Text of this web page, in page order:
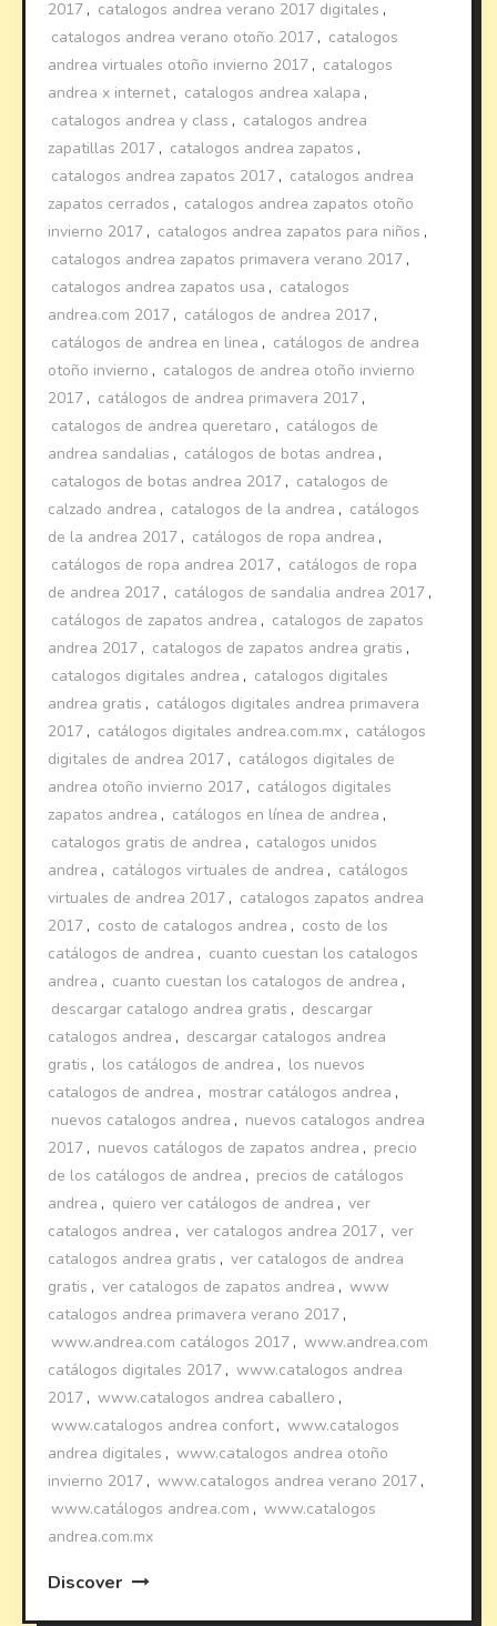
2017 , catalogos andrea verano 2017 digitales ,
catalogos andrea verano otoño 2017 , catalogos
andrea virtuales otoño invierno 2017 , catalogos
andrea x internet, catalogos andrea xalapa ,
catalogos andrea y class , catalogos andrea
zapatillas 2017 , catalogos andrea zapatos ,
catalogos andrea zapatos 2017 , catalogos andrea
zapatos cerrados , catalogos andrea zapatos otoño
invierno 2017 , catalogos andrea zapatos para niños ,
catalogos andrea zapatos primavera verano 2017 ,
catalogos andrea zapatos usa , catalogos
andrea.com 2017 , catálogos de andrea 2017 ,
catálogos de andrea en linea , catálogos de andrea
otoño invierno , catalogos de andrea otoño invierno
2017 , catálogos de andrea primavera 2017 ,
catalogos de andrea queretaro , catálogos de
andrea sandalias , catálogos de botas andrea ,
catalogos de botas andrea 2017 , catalogos de
calzado andrea , catalogos de la andrea , catálogos
de la andrea 2017 , catálogos de ropa andrea ,
catálogos de ropa andrea 2017 , catálogos de ropa
de andrea 2017 , catálogos de sandalia andrea 2017 ,
catálogos de zapatos andrea , catalogos de zapatos
andrea 2017 , catalogos de zapatos andrea gratis ,
catalogos digitales andrea , catalogos digitales
andrea gratis , catálogos digitales andrea primavera
2017 , catálogos digitales andrea.com.mx , catálogos
digitales de andrea 2017 , catálogos digitales de
andrea otoño invierno 2017 , catálogos digitales
zapatos andrea , catálogos en línea de andrea ,
catalogos gratis de andrea , catalogos unidos
andrea , catálogos virtuales de andrea , catálogos
virtuales de andrea 2017 , catalogos zapatos andrea
2017 , costo de catalogos andrea , costo de los
catálogos de andrea , cuanto cuestan los catalogos
andrea , cuanto cuestan los catalogos de andrea ,
descargar catalogo andrea gratis , descargar
catalogos andrea , descargar catalogos andrea
gratis , los catálogos de andrea , los nuevos
catalogos de andrea , mostrar catálogos andrea ,
nuevos catalogos andrea , nuevos catalogos andrea
2017 , nuevos catálogos de zapatos andrea , precio
de los catálogos de andrea , precios de catálogos
andrea , quiero ver catálogos de andrea , ver
catalogos andrea , ver catalogos andrea 2017 , ver
catalogos andrea gratis , ver catalogos de andrea
gratis , ver catalogos de zapatos andrea , www
catalogos andrea primavera verano 2017 ,
www.andrea.com catálogos 2017 , www.andrea.com
catálogos digitales 2017 , www.catalogos andrea
2017 , www.catalogos andrea caballero ,
www.catalogos andrea confort, www.catalogos
andrea digitales , www.catalogos andrea otoño
invierno 2017 , www.catalogos andrea verano 2017 ,
www.catálogos andrea.com , www.catalogos
andrea.com.mx
Discover